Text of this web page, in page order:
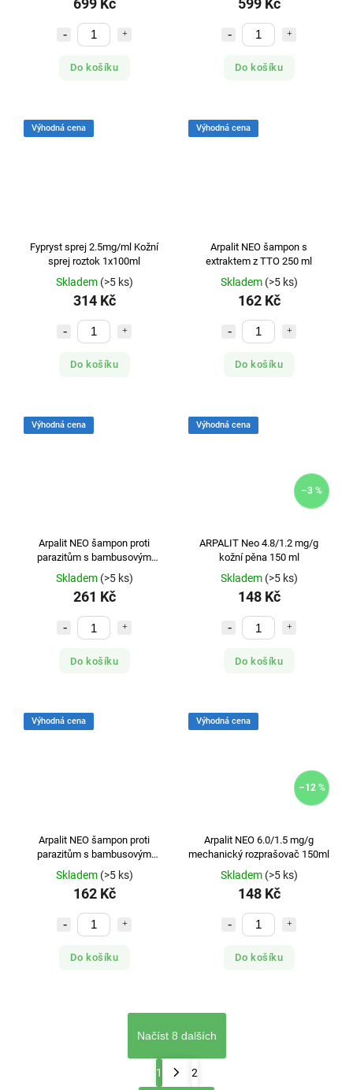
699 Kč
Do košíku
599 Kč
Do košíku
Výhodná cena
Fypryst sprej 2.5mg/ml Kožní
sprej roztok 1x100ml
Skladem (>5 ks)
314 Kč
Do košíku
Výhodná cena
Arpalit NEO šampon s
extraktem z TTO 250 ml
Skladem (>5 ks)
162 Kč
Do košíku
Výhodná cena
Arpalit NEO šampon proti
parazitům s bambusovým
extraktem 500ml
Skladem (>5 ks)
261 Kč
Do košíku
Výhodná cena
–3 %
ARPALIT Neo 4.8/1.2 mg/g
kožní pěna 150 ml
Skladem (>5 ks)
148 Kč
Do košíku
Výhodná cena
Arpalit NEO šampon proti
parazitům s bambusovým
extraktem 250ml
Skladem (>5 ks)
162 Kč
Do košíku
Výhodná cena
–12 %
Arpalit NEO 6.0/1.5 mg/g
mechanický rozprašovač 150ml
Skladem (>5 ks)
148 Kč
Do košíku
Načíst 8 dalších
1 2